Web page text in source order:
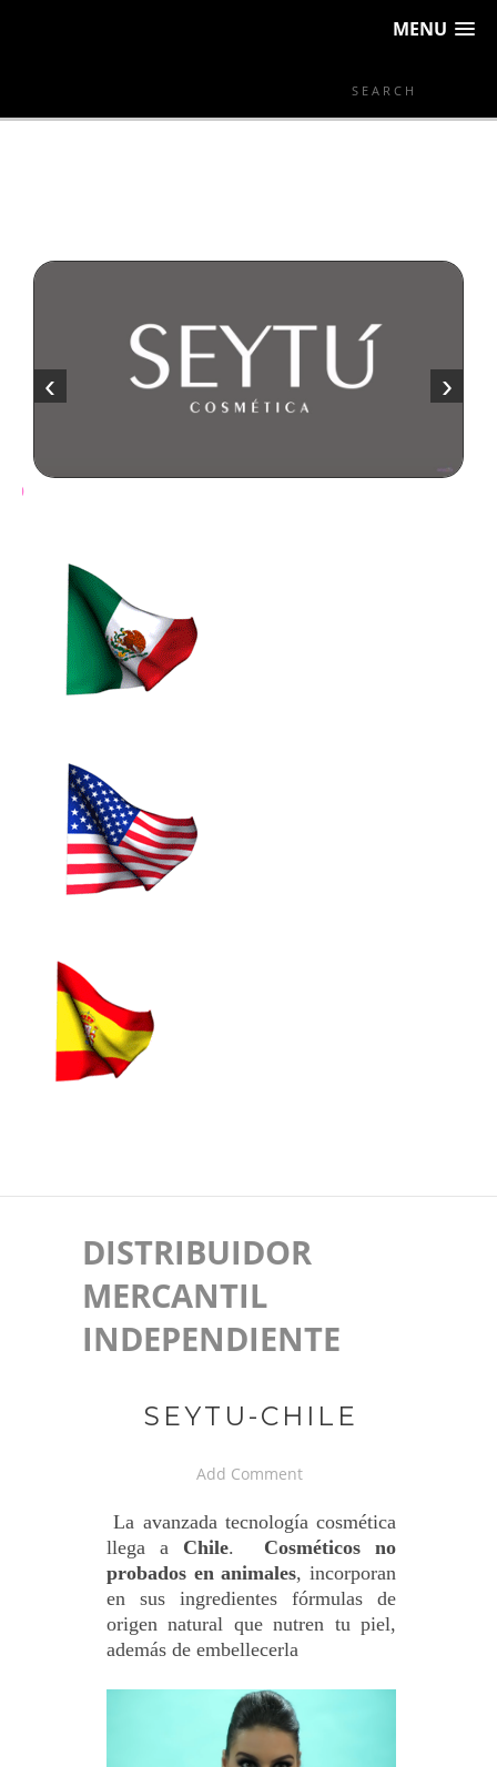
MENU
›
‹
DISTRIBUIDOR
MERCANTIL
INDEPENDIENTE
SEYTU-CHILE
Add Comment
La avanzada tecnología cosmética
llega a Chile. Cosméticos no
probados en animales, incorporan
en sus ingredientes fórmulas de
origen natural que nutren tu piel,
además de embellecerla